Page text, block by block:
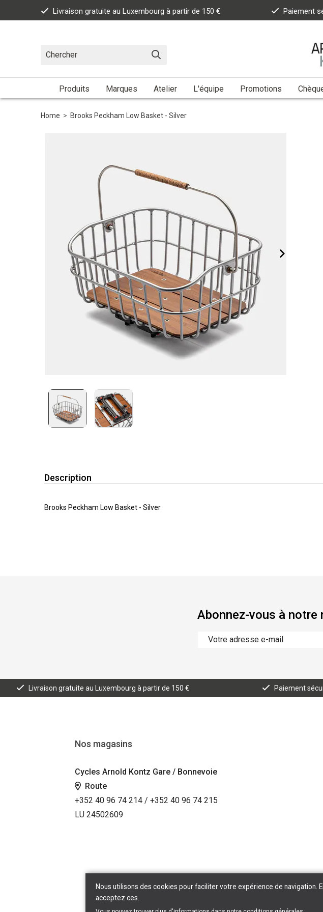
Livraison gratuite au Luxembourg à partir de 150 € Paiement
Produits Marques Atelier L'équipe Promotions
Home > Brooks Peckham Low Basket - Silver
Description
Brooks Peckham Low Basket - Silver
Abonnez-vous à notre
Livraison gratuite au Luxembourg à partir de 150 € Paiement
Nos magasins
Cycles Arnold Kontz Gare / Bonnevoie
Route
+352 40 96 74 214 / +352 40 96 74 215
LU 24502609
Copyright © 2026 Tilroy.
Nous utilisons des cookies pour faciliter votre expérience de navigation.
acceptez ces.